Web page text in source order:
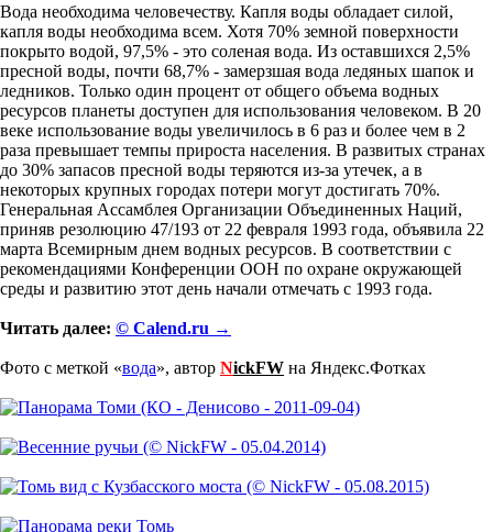
Вода необходима человечеству. Капля воды обладает силой,
капля воды необходима всем. Хотя 70% земной поверхности
покрыто водой, 97,5% - это соленая вода. Из оставшихся 2,5%
пресной воды, почти 68,7% - замерзшая вода ледяных шапок и
ледников. Только один процент от общего объема водных
ресурсов планеты доступен для использования человеком. В 20
веке использование воды увеличилось в 6 раз и более чем в 2
раза превышает темпы прироста населения. В развитых странах
до 30% запасов пресной воды теряются из-за утечек, а в
некоторых крупных городах потери могут достигать 70%.
Генеральная Ассамблея Организации Объединенных Наций,
приняв резолюцию 47/193 от 22 февраля 1993 года, объявила 22
марта Всемирным днем водных ресурсов. В соответствии с
рекомендациями Конференции ООН по охране окружающей
среды и развитию этот день начали отмечать с 1993 года.
Читать далее: © Calend.ru →
Фото с меткой «вода», автор NickFW на Яндекс.Фотках